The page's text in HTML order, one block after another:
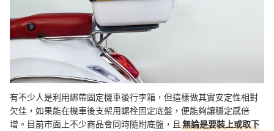
有不少人是利用綁帶固定機車後行李箱，但這樣做其實安定性相對
欠佳，如果能在機車後支架用螺栓固定底盤，便能夠讓穩定感倍
增。目前市面上不少商品會同時隨附底盤，且 無論是要裝上或取下